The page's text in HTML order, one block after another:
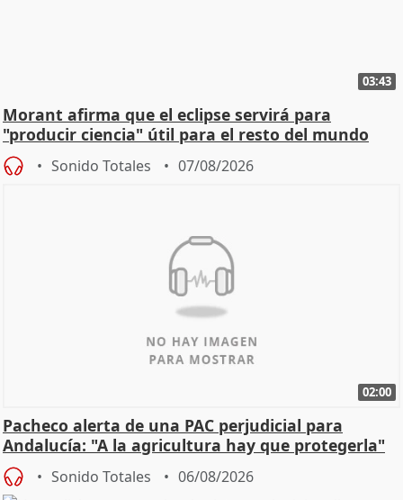
03:43
Morant afirma que el eclipse servirá para
"producir ciencia" útil para el resto del mundo
Sonido Totales 07/08/2026
02:00
Pacheco alerta de una PAC perjudicial para
Andalucía: "A la agricultura hay que protegerla"
Sonido Totales 06/08/2026